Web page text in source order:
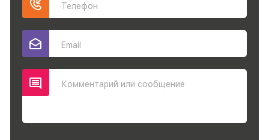
Телефон
Email
Комментарий или сообщение